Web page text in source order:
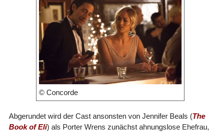
© Concorde
Abgerundet wird der Cast ansonsten von Jennifer Beals (The
Book of Eli) als Porter Wrens zunächst ahnungslose Ehefrau,